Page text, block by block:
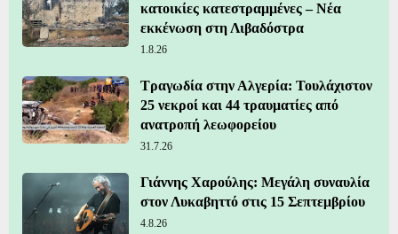
κατοικίες κατεστραμμένες – Νέα
εκκένωση στη Λιβαδόστρα
1.8.26
Τραγωδία στην Αλγερία: Τουλάχιστον
25 νεκροί και 44 τραυματίες από
ανατροπή λεωφορείου
31.7.26
Γιάννης Χαρούλης: Μεγάλη συναυλία
στον Λυκαβηττό στις 15 Σεπτεμβρίου
4.8.26